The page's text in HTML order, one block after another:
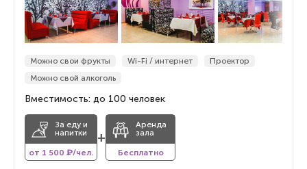
Можно свои фрукты Wi-Fi / интернет
Проектор
Можно свой алкоголь
Вместимость: до 100 человек
За еду и
напитки
от 1 500 ₽/чел.
+
Аренда
зала
Бесплатно